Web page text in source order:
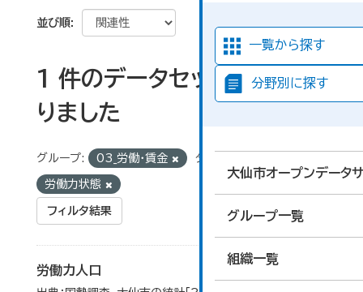
一覧から探す
分野別に探す
大仙市オープンデータ
グループ一覧
組織一覧
並び順
1 件のデータセットが見つか
りました
グループ: 03_労働・賃金 タグ:
労働力状態
フィルタ結果
労働力人口